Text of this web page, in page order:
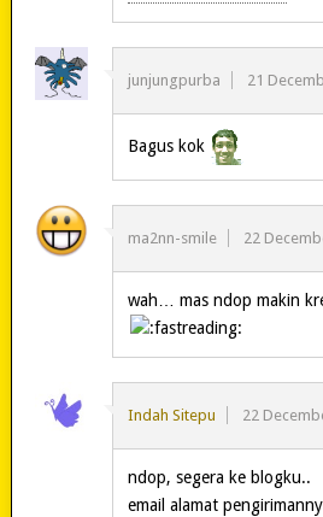
junjungpurba 21
Bagus kok
ma2nn-smile 22
wah… mas ndop makin
Indah Sitepu 22
ndop, segera ke blogku..
email alamat